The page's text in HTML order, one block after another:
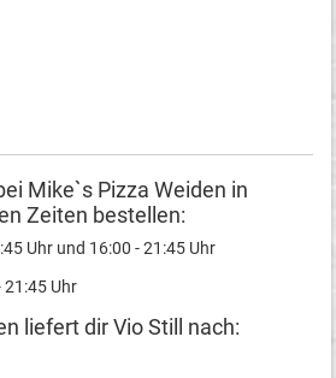
Mike`s Pizza Weiden in
Zeiten bestellen:
Uhr und 16:00 - 21:45 Uhr
21:45 Uhr
liefert dir Vio Still nach: